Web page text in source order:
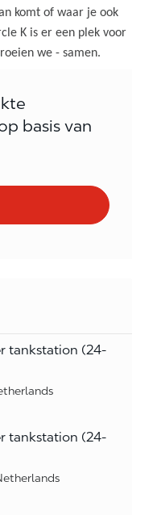
komt of waar je ook
K is er een plek voor
we - samen.
basis van
tankstation (24-
tankstation (24-